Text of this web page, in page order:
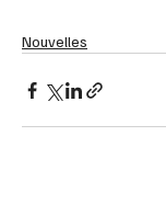
Nouvelles